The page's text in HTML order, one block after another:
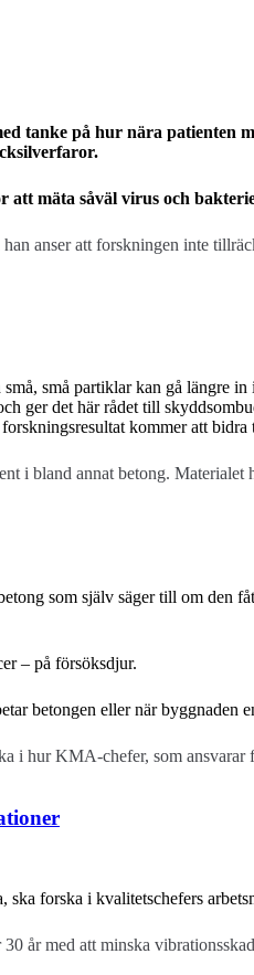
tanke på hur nära patienten
mäta såväl virus och
anser att forskningen inte
små partiklar kan gå
ger det här rådet till
kommer att
i bland annat betong.
som själv säger till om den
– på försöksdjur.
betongen eller när byggnaden
i hur KMA-chefer, som
forska i kvalitetschefers
år med att minska